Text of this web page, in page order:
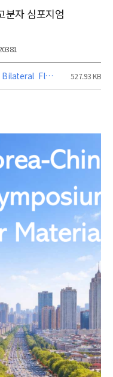
분자 심포지엄
2026_19th-Korea-China_Bilateral_Flyer v3 (1).pdf 527.93 KB